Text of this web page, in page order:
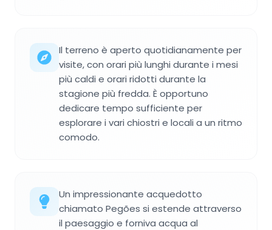
Il terreno è aperto quotidianamente per
visite, con orari più lunghi durante i mesi
più caldi e orari ridotti durante la
stagione più fredda. È opportuno
dedicare tempo sufficiente per
esplorare i vari chiostri e locali a un ritmo
comodo.
Un impressionante acquedotto
chiamato Pegões si estende attraverso
il paesaggio e forniva acqua al